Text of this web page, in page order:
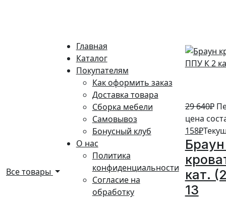
Все товары
Главная
Каталог
Покупателям
Как оформить заказ
Доставка товара
Сборка мебели
Самовывоз
Бонусный клуб
О нас
Политика
конфиденциальности
Согласие на
обработку
29 640₽
цена
158₽
кат.
13